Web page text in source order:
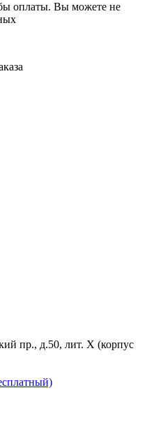
оплаты. Вы можете не
пр., д.50, лит. Х (корпус